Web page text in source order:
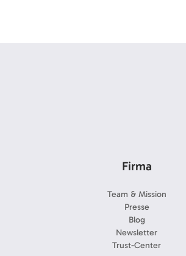
Firma
Team & Mission
Presse
Blog
Newsletter
Trust-Center